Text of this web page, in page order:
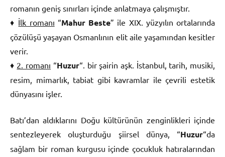
romanın geniş sınırları içinde anlatmaya çalışmıştır.
♦ İlk romanı “Mahur Beste” ile XIX. yüzyılın ortalarında
çözülüşü yaşayan Osmanlının elit aile yaşamından kesitler
verir.
♦ 2. romanı “Huzur“. bir şairin aşk. İstanbul, tarih, musiki,
resim, mimarlık, tabiat gibi kavramlar ile çevrili estetik
dünyasını işler.
Batı’dan aldıklarını Doğu kültürünün zenginlikleri içinde
sentezleyerek oluşturduğu şiirsel dünya, “Huzur“da
sağlam bir roman kurgusu içinde çocukluk hatıralarından